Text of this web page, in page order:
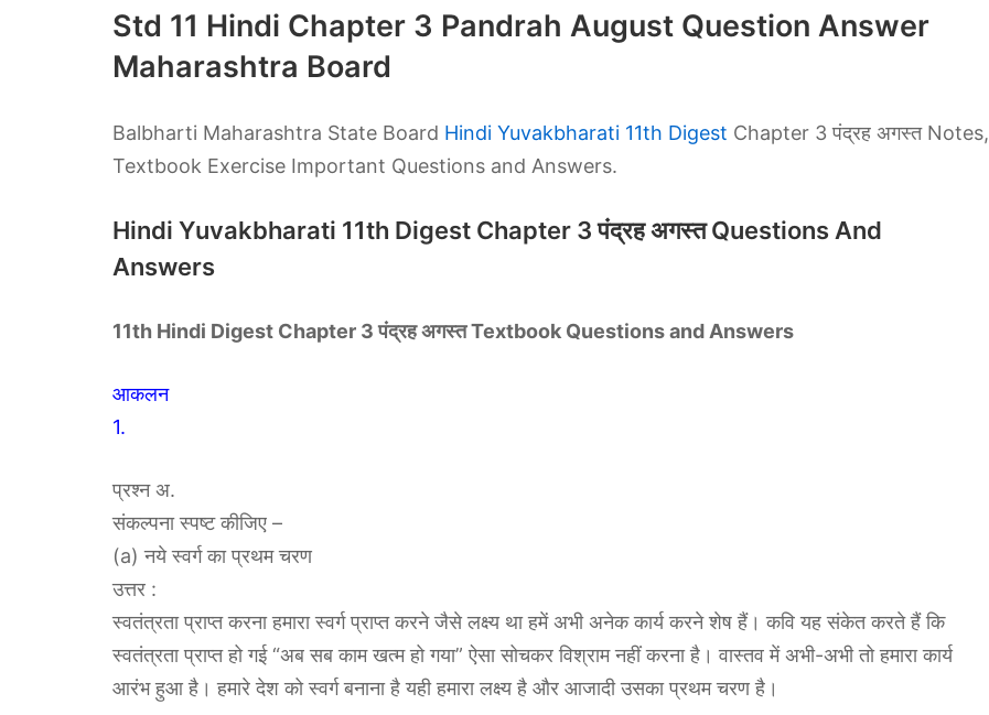
Std 11 Hindi Chapter 3 Pandrah August Question Answer
Maharashtra Board
Balbharti Maharashtra State Board Hindi Yuvakbharati 11th Digest Chapter 3 पंद्रह अगस्त Notes,
Textbook Exercise Important Questions and Answers.
Hindi Yuvakbharati 11th Digest Chapter 3 पंद्रह अगस्त Questions And
Answers
11th Hindi Digest Chapter 3 पंद्रह अगस्त Textbook Questions and Answers
आकलन
1.
प्रश्न अ.
संकल्पना स्पष्ट कीजिए –
(a) नये स्वर्ग का प्रथम चरण
उत्तर :
स्वतंत्रता प्राप्त करना हमारा स्वर्ग प्राप्त करने जैसे लक्ष्य था हमें अभी अनेक कार्य करने शेष हैं। कवि यह संकेत करते हैं कि
स्वतंत्रता प्राप्त हो गई “अब सब काम खत्म हो गया” ऐसा सोचकर विश्राम नहीं करना है। वास्तव में अभी-अभी तो हमारा कार्य
आरंभ हुआ है। हमारे देश को स्वर्ग बनाना है यही हमारा लक्ष्य है और आजादी उसका प्रथम चरण है।